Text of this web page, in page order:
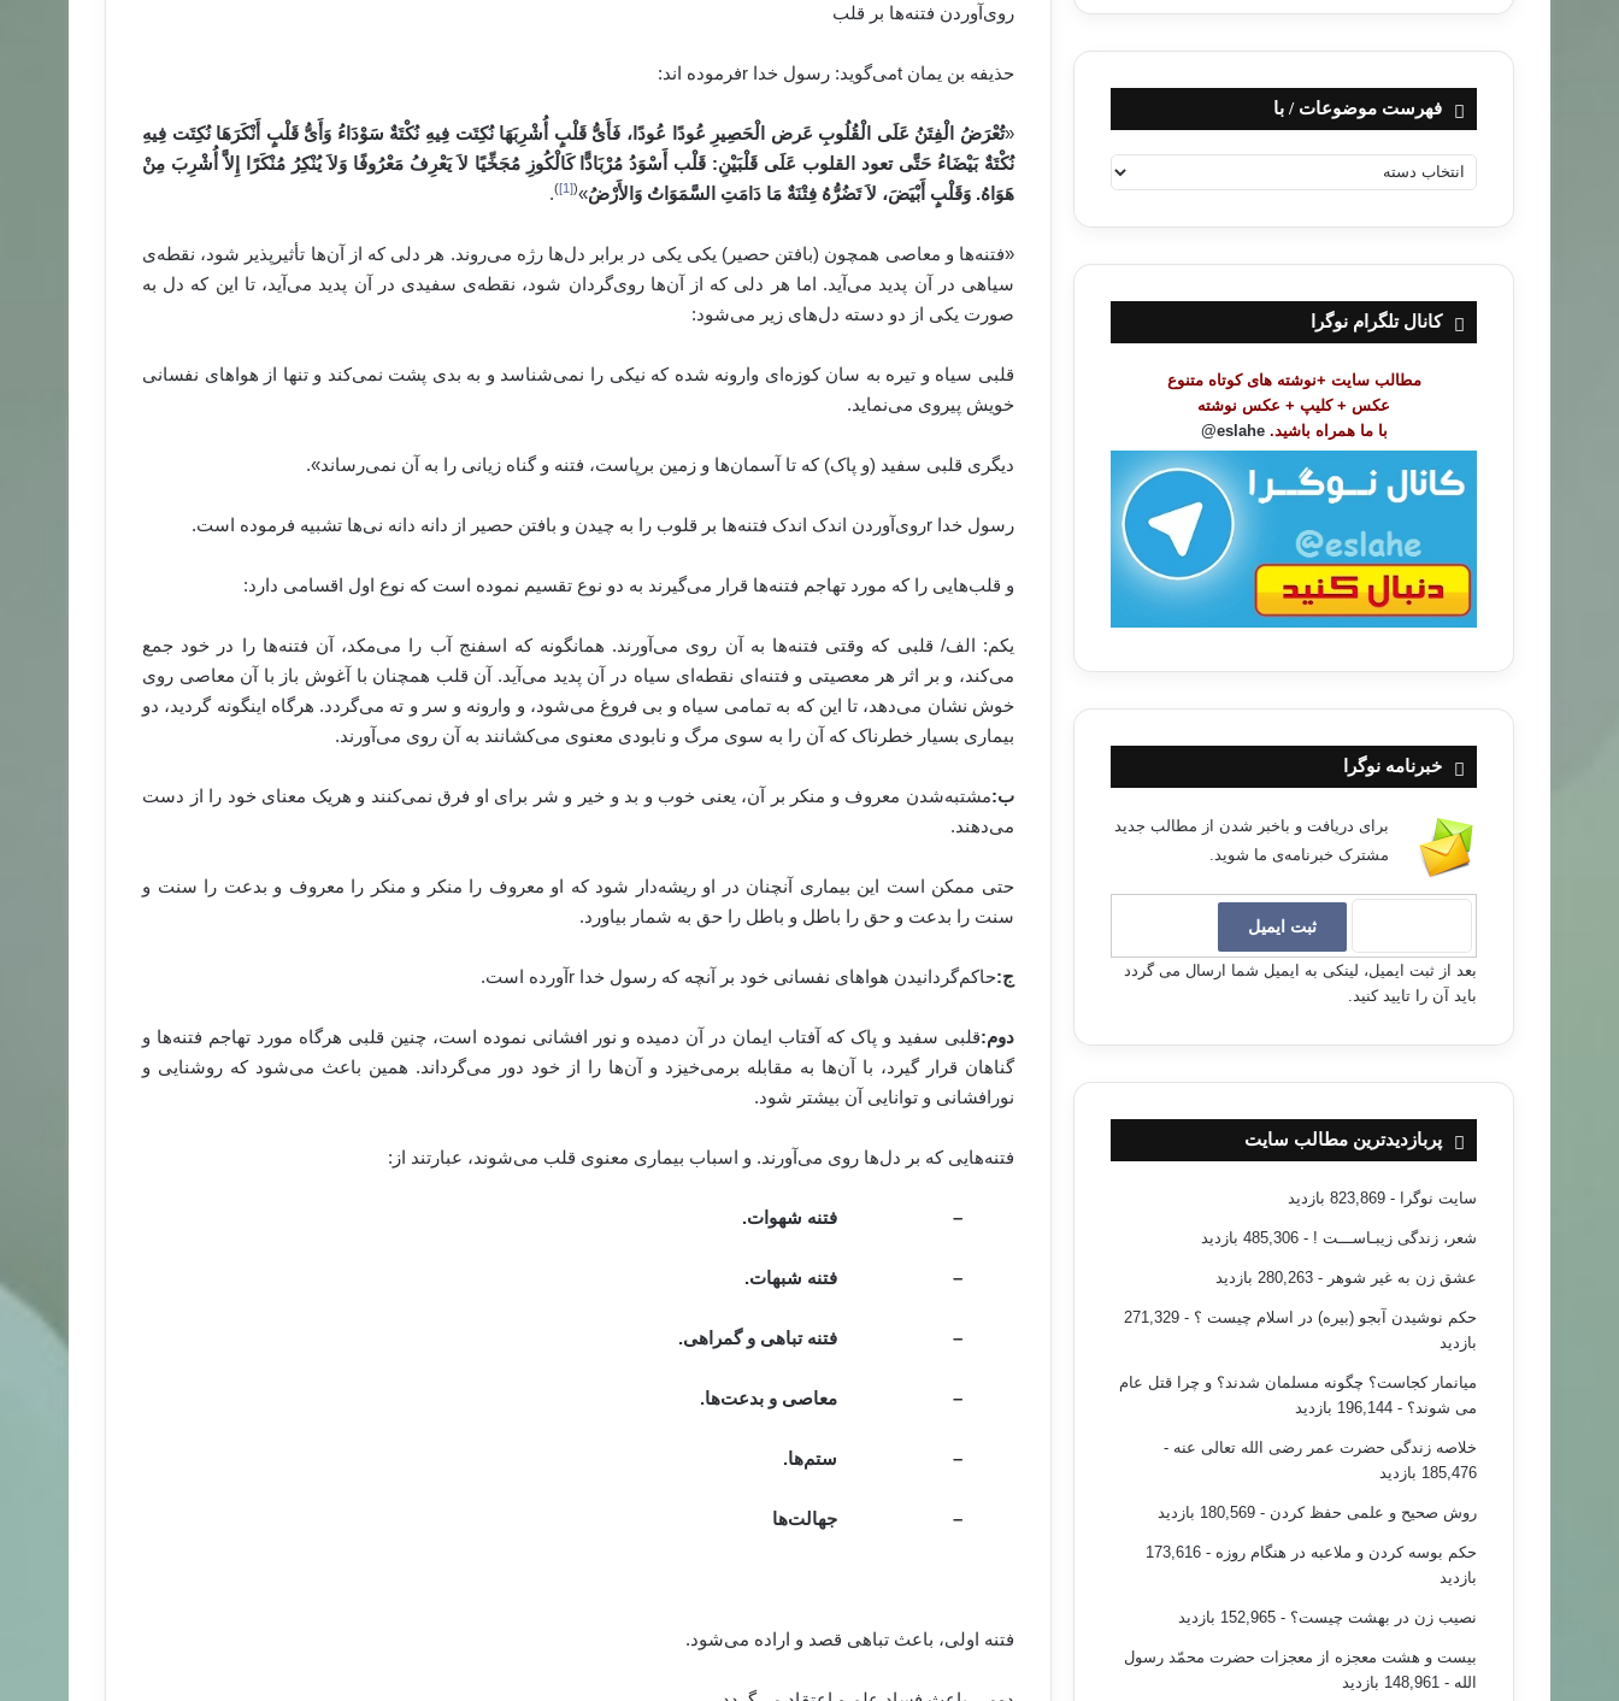
روی‌آوردن فتنه‌ها بر قلب
حذیفه بن یمان tمی‌گوید: رسول خدا rفرموده اند:
«تُعْرَضُ الْفِتَنُ عَلَى الْقُلُوبِ عَرض الْحَصِيرِ عُودًا عُودًا، فَأَىُّ قَلْبٍ أُشْرِبَهَا نُكِتَت فِيهِ نُكْتَةٌ سَوْدَاءُ وَأَىُّ قَلْبٍ أَنْكَرَهَا نُكِتَت فِيهِ
نُكْتَةٌ بَيْضَاءُ حَتَّى تعود القلوب عَلَى قَلْبَيْنِ: قَلْب أَسْوَدُ مُرْبَادًّا كَالْكُوزِ مُجَخِّيًا لاَ يَعْرِفُ مَعْرُوفًا وَلاَ يُنْكِرُ مُنْكَرًا إِلاَّ أُشْرِبَ مِنْ
هَوَاهُ. وَقَلْبٍ أَبْيَضَ، لاَ تَضُرُّهُ فِتْنَةٌ مَا دَامَتِ السَّمَوَاتُ وَالأَرْضُ»
(
[1]
)
.
«فتنه‌ها و معاصی همچون (بافتن حصیر) یکی یکی در برابر دل‌ها رژه می‌روند. هر دلی که از آن‌ها تأثیرپذیر شود، نقطه‌ی
سیاهی در آن پدید می‌آید. اما هر دلی که از آن‌ها روی‌گردان شود، نقطه‌ی سفیدی در آن پدید می‌آید، تا این که دل به
صورت یکی از دو دسته دل‌های زیر می‌شود:
قلبی سیاه و تیره به سان کوزه‌ای وارونه شده که نیکی را نمی‌شناسد و به بدی پشت نمی‌کند و تنها از هواهای نفسانی
خویش پیروی می‌نماید.
دیگری قلبی سفید (و پاک) که تا آسمان‌ها و زمین برپاست، فتنه و گناه زیانی را به آن نمی‌رساند».
رسول خدا rروی‌آوردن اندک اندک فتنه‌ها بر قلوب را به چیدن و بافتن حصیر از دانه دانه نی‌ها تشبیه فرموده است.
و قلب‌هایی را که مورد تهاجم فتنه‌ها قرار می‌گیرند به دو نوع تقسیم نموده است که نوع اول اقسامی دارد:
یکم: الف/ قلبی که وقتی فتنه‌ها به آن روی می‌آورند. همانگونه که اسفنج آب را می‌مکد، آن فتنه‌ها را در خود جمع
می‌کند، و بر اثر هر معصیتی و فتنه‌ای نقطه‌ای سیاه در آن پدید می‌آید. آن قلب همچنان با آغوش باز با آن معاصی روی
خوش نشان می‌دهد، تا این که به تمامی سیاه و بی فروغ می‌شود، و وارونه و سر و ته می‌گردد. هرگاه اینگونه گردید، دو
بیماری بسیار خطرناک که آن را به سوی مرگ و نابودی معنوی می‌کشانند به آن روی می‌آورند.
ب:مشتبه‌شدن معروف و منکر بر آن، یعنی خوب و بد و خیر و شر برای او فرق نمی‌کنند و هریک معنای خود را از دست
می‌دهند.
حتی ممکن است این بیماری آنچنان در او ریشه‌دار شود که او معروف را منکر و منکر را معروف و بدعت را سنت و
سنت را بدعت و حق را باطل و باطل را حق به شمار بیاورد.
ج:حاکم‌گردانیدن هواهای نفسانی خود بر آنچه که رسول خدا rآورده است.
دوم:قلبی سفید و پاک که آفتاب ایمان در آن دمیده و نور افشانی نموده است، چنین قلبی هرگاه مورد تهاجم فتنه‌ها و
گناهان قرار گیرد، با آن‌ها به مقابله برمی‌خیزد و آن‌ها را از خود دور می‌گرداند. همین باعث می‌شود که روشنایی و
نورافشانی و توانایی آن بیشتر شود.
فتنه‌هایی که بر دل‌ها روی می‌آورند. و اسباب بیماری معنوی قلب می‌شوند، عبارتند از:
– فتنه شهوات.
– فتنه شبهات.
– فتنه تباهی و گمراهی.
– معاصی و بدعت‌ها.
– ستم‌ها.
– جهالت‌ها
فتنه اولی، باعث تباهی قصد و اراده می‌شود.
فهرست موضوعات / با
ه
ت
ض
کانال تلگرام نوگرا
مطالب سایت +نوشته های کوتاه متنوع
عکس + کلیپ + عکس نوشته
با ما همراه باشید. eslahe@
خبرنامه نوگرا
برای دریافت و باخبر شدن از مطالب جدید
مشترک خبرنامه‌ی ما شوید.
بعد از ثبت ایمیل، لینکی به ایمیل شما ارسال می گردد
باید آن را تایید کنید.
پربازدیدترین مطالب سایت
سایت نوگرا - 823,869 بازدید
شعر، زندگی زیبـاســـت ! - 485,306 بازدید
عشق زن به غیر شوهر - 280,263 بازدید
حکم نوشیدن آبجو (بیره) در اسلام چیست ؟
- 271,329
بازدید
میانمار کجاست؟ چگونه مسلمان شدند؟ و چرا قتل عام
می شوند؟ - 196,144 بازدید
خلاصه زندگی حضرت عمر رضی الله تعالی عنه -
185,476 بازدید
روش صحیح و علمی حفظ کردن - 180,569 بازدید
حکم بوسه کردن و ملاعبه در هنگام روزه
- 173,616
بازدید
نصیب زن در بهشت چیست؟ - 152,965 بازدید
بیست و هشت معجزه از معجزات حضرت محمّد رسول
الله - 148,961 بازدید